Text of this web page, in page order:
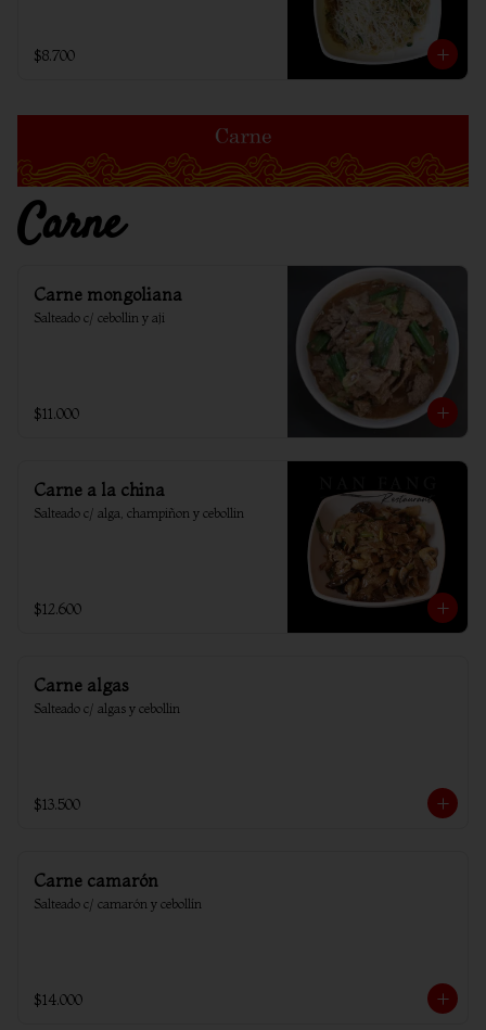
$8.700
Carne
Carne mongoliana
Salteado c/ cebollin y aji
$11.000
Carne a la china
Salteado c/ alga, champiñon y cebollin
$12.600
Carne algas
Salteado c/ algas y cebollin
$13.500
Carne camarón
Salteado c/ camarón y cebollín
$14.000